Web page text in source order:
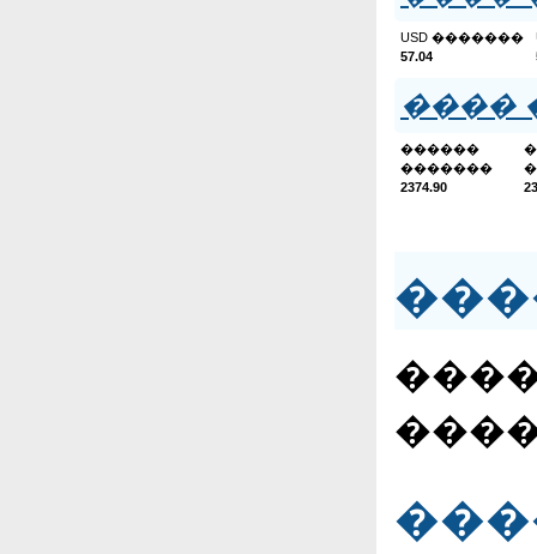
USD �������
57.04
����
������
�������
2374.90